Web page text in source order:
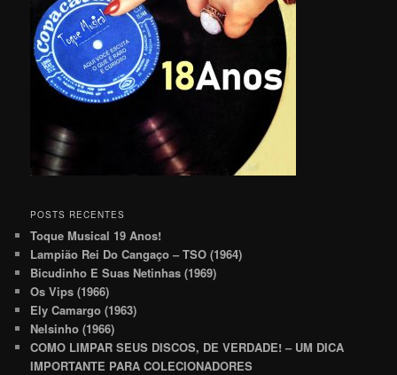
POSTS RECENTES
Toque Musical 19 Anos!
Lampião Rei Do Cangaço – TSO (1964)
Bicudinho E Suas Netinhas (1969)
Os Vips (1966)
Ely Camargo (1963)
Nelsinho (1966)
COMO LIMPAR SEUS DISCOS, DE VERDADE! – UM DICA
IMPORTANTE PARA COLECIONADORES